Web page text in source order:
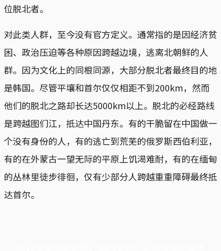
位脱北者。
对此类人群，至今没有官方定义。通常指的是因经济贫
困、政治压迫等各种原因跨越边境，逃离北朝鲜的人
群。因为文化上的同根同源，大部分脱北者最终目的地
是韩国。尽管平壤和首尔仅仅相距不到200km，然而
他们的脱北之路却长达5000km以上。脱北的必经路线
是跨越图们江，抵达中国丹东。有的干脆留在中国做一
个没有身份的人，有的逃亡到荒芜的俄罗斯西伯利亚，
有的在外蒙古一望无际的平原上饥渴难耐，有的在缅甸
的丛林里徒步徘徊，仅有少部分人跨越重重障碍最终抵
达首尔。